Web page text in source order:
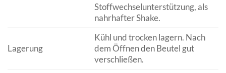
Stoffwechselunterstützung, als
nahrhafter Shake.
Lagerung
Kühl und trocken lagern. Nach
dem Öffnen den Beutel gut
verschließen.